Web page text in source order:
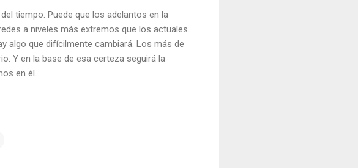
tiempo. Puede que los adelantos en la
a niveles más extremos que los actuales.
algo que difícilmente cambiará. Los más de
Y en la base de esa certeza seguirá la
en él.